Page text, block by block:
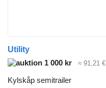
Utility
1 000 kr
≈ 91,21 €
Kylskåp semitrailer